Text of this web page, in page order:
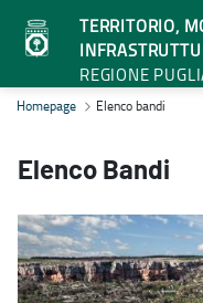
TERRITORIO,
REGIONE
Elenco bandi - Territorio,
Homepage Elenco bandi
Elenco Bandi